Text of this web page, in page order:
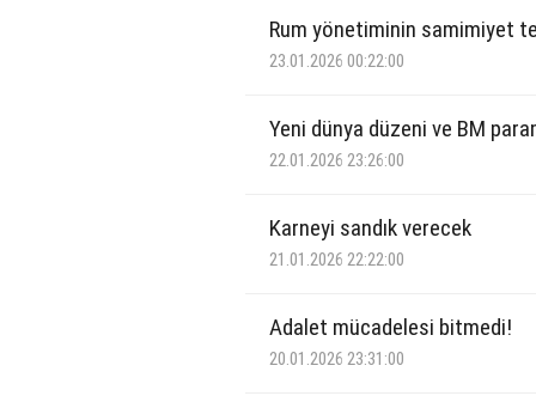
Rum yönetiminin samimiyet
23.01.2026 00:22:00
Yeni dünya düzeni ve BM
22.01.2026 23:26:00
Karneyi sandık verecek
21.01.2026 22:22:00
Adalet mücadelesi bitmedi!
20.01.2026 23:31:00